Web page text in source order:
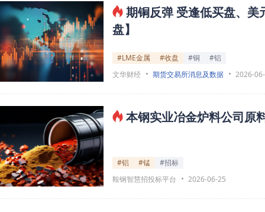
期铜反弹 受逢低买盘、
盘】
#LME金属 #收盘 #铜
#铝
文华财经
期货交易所消息及数据 2026-
本钢实业冶金炉料公司原
#铝 #锰
#招标
鞍钢智慧招投标平台
2026-06-25